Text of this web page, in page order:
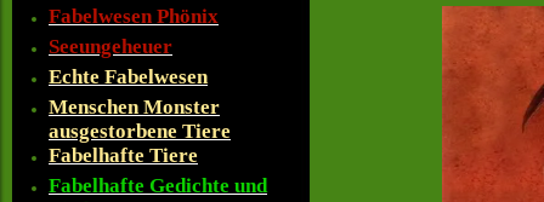
Fabelwesen Phönix
Seeungeheuer
Echte Fabelwesen
Menschen Monster
ausgestorbene Tiere
Fabelhafte Tiere
Fabelhafte Gedichte und